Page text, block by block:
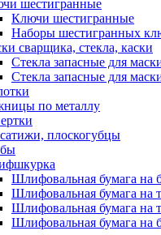
шестигранные
Ключи шестигранные
Наборы шестигранных
сварщика, стекла, каски
Стекла запасные для
Стекла запасные для
по металлу
плоскогубцы
Шлифовальная бумага на
Шлифовальная бумага на
Шлифовальная бумага на
Шлифовальная бумага на